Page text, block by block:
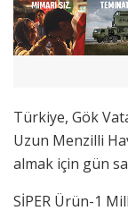
Türkiye, Gök
Uzun Menzilli
almak için gün
SİPER Ürün-1